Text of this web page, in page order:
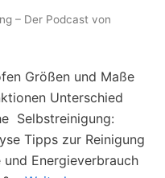
– Der Podcast von
Größen und Maße
Unterschied
Selbstreinigung:
Tipps zur Reinigung
Energieverbrauch